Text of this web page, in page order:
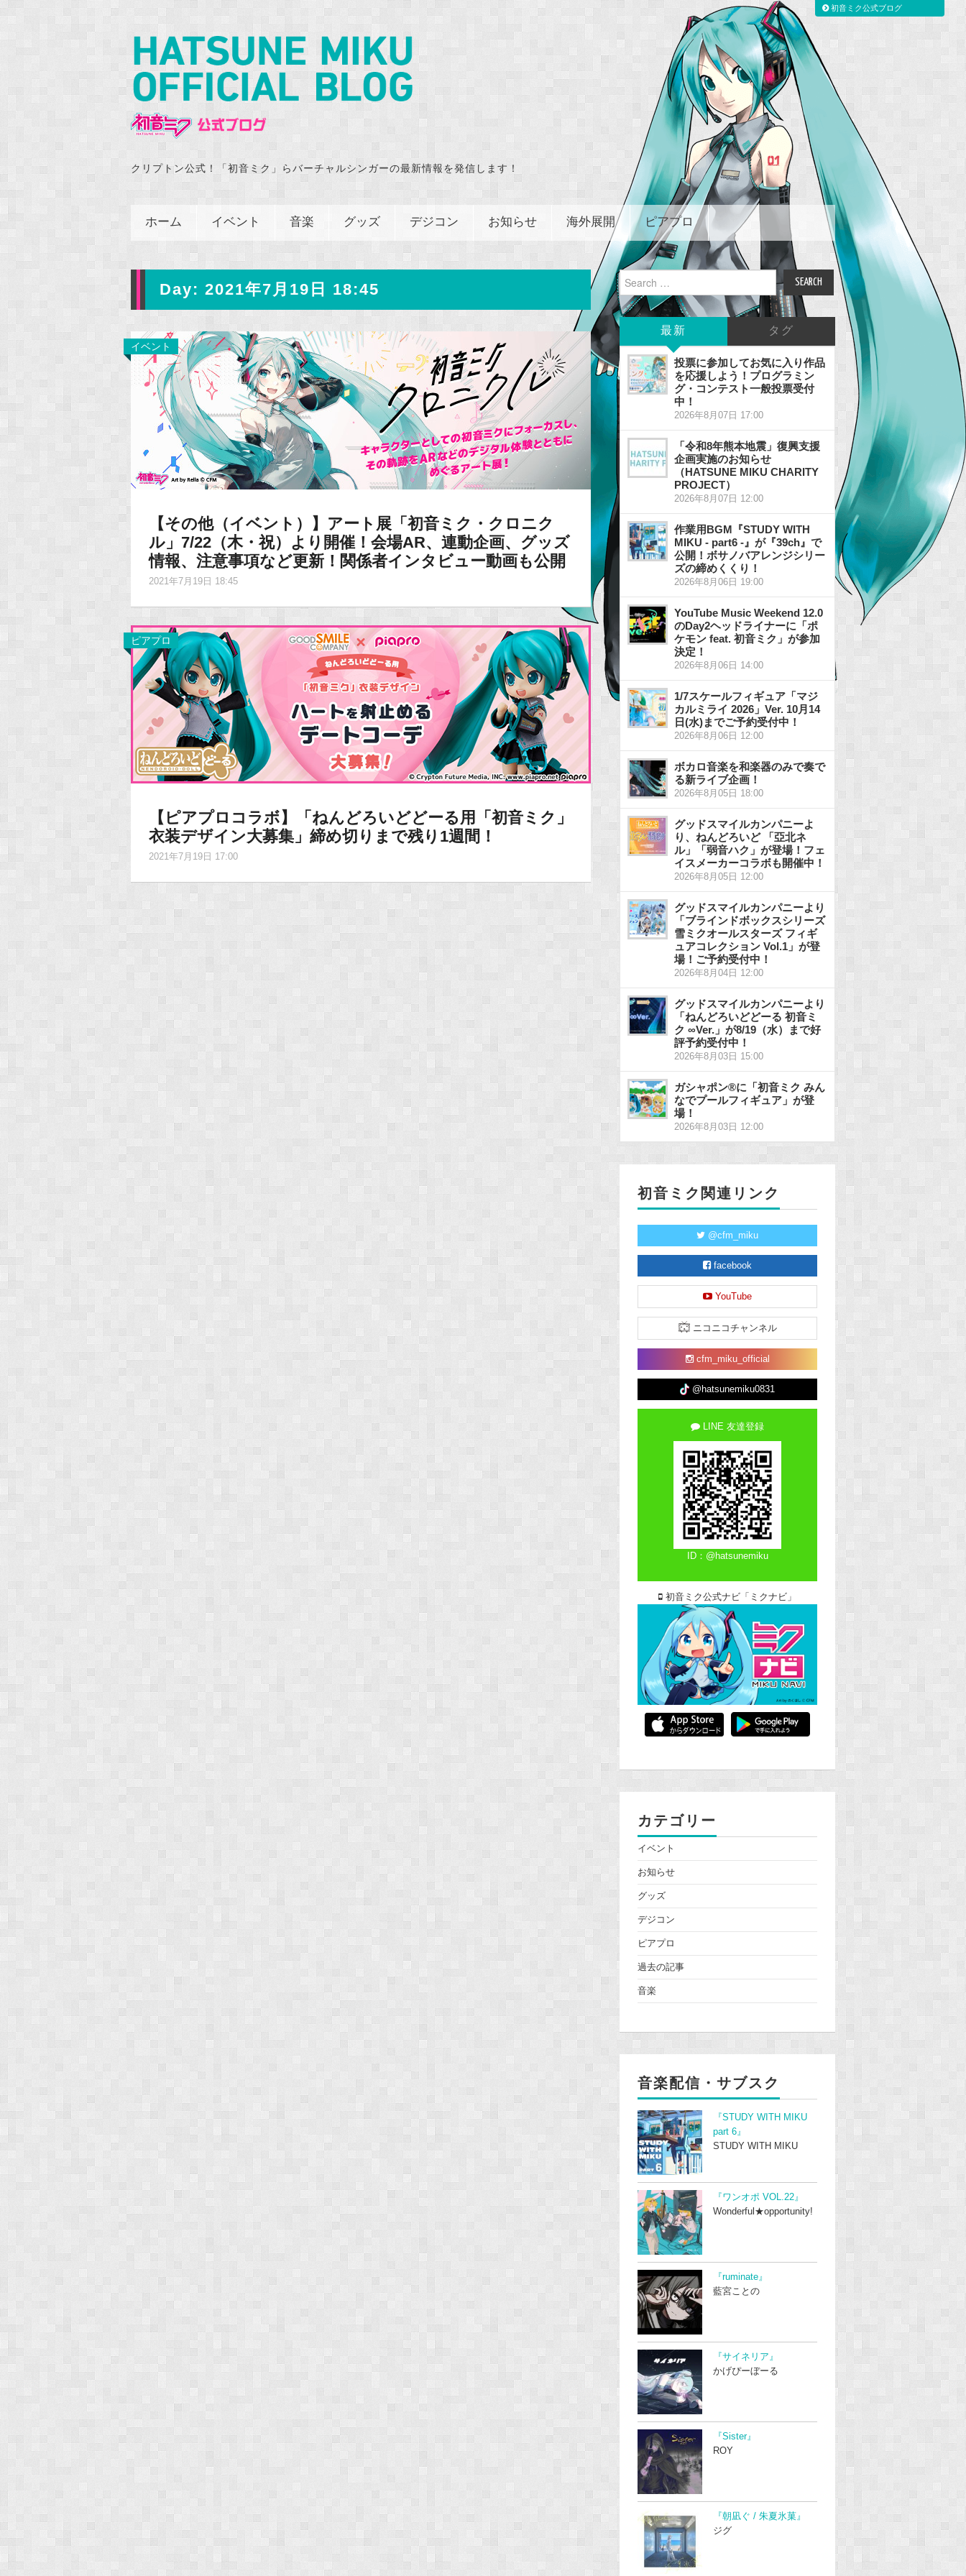
クリプトン公式！「初音ミク」らバーチャルシンガーの最新情報を発信します！
ホーム イベント 音楽 グッズ デジコン お知らせ 海外展開 ピアプロ
Day: 2021年7月19日 18:45
イベント
【その他（イベント）】アート展「初音ミク・クロニク
ル」7/22（木・祝）より開催！会場AR、連動企画、グッズ
情報、注意事項など更新！関係者インタビュー動画も公開
2021年7月19日 18:45
ピアプロ
【ピアプロコラボ】「ねんどろいどどーる用「初音ミク」
衣装デザイン大募集」締め切りまで残り1週間！
2021年7月19日 17:00
Search
for:
最新 タグ
投票に参加してお気に入り作品
を応援しよう！プログラミン
グ・コンテスト一般投票受付
中！
2026年8月07日 17:00
「令和8年熊本地震」復興支援
企画実施のお知らせ
（HATSUNE MIKU CHARITY
PROJECT）
2026年8月07日 12:00
作業用BGM『STUDY WITH
MIKU - part6 -』が『39ch』で
公開！ボサノバアレンジシリー
ズの締めくくり！
2026年8月06日 19:00
YouTube Music Weekend 12.0
のDay2ヘッドライナーに「ポ
ケモン feat. 初音ミク」が参加
決定！
2026年8月06日 14:00
1/7スケールフィギュア「マジ
カルミライ 2026」Ver. 10月14
日(水)までご予約受付中！
2026年8月06日 12:00
ボカロ音楽を和楽器のみで奏で
る新ライブ企画！
2026年8月05日 18:00
グッドスマイルカンパニーよ
り、ねんどろいど 「亞北ネ
ル」「弱音ハク」が登場！フェ
イスメーカーコラボも開催中！
2026年8月05日 12:00
グッドスマイルカンパニーより
「ブラインドボックスシリーズ
雪ミクオールスターズ フィギ
ュアコレクション Vol.1」が登
場！ご予約受付中！
2026年8月04日 12:00
グッドスマイルカンパニーより
「ねんどろいどどーる 初音ミ
ク ∞Ver.」が8/19（水）まで好
評予約受付中！
2026年8月03日 15:00
ガシャポン®に「初音ミク みん
なでプールフィギュア」が登
場！
2026年8月03日 12:00
初音ミク関連リンク
@cfm_miku
facebook
YouTube
ニコニコチャンネル
cfm_miku_official
@hatsunemiku0831
LINE 友達登録
ID：@hatsunemiku
初音ミク公式ナビ「ミクナビ」
カテゴリー
イベント
お知らせ
グッズ
デジコン
ピアプロ
過去の記事
音楽
音楽配信・サブスク
『STUDY WITH MIKU
part 6』
STUDY WITH MIKU
『ワンオポ VOL.22』
Wonderful★opportunity!
『ruminate』
藍宮ことの
『サイネリア』
かげぴーぼーる
『Sister』
ROY
『朝凪ぐ / 朱夏氷菓』
ジグ
初音ミク公式ブログ